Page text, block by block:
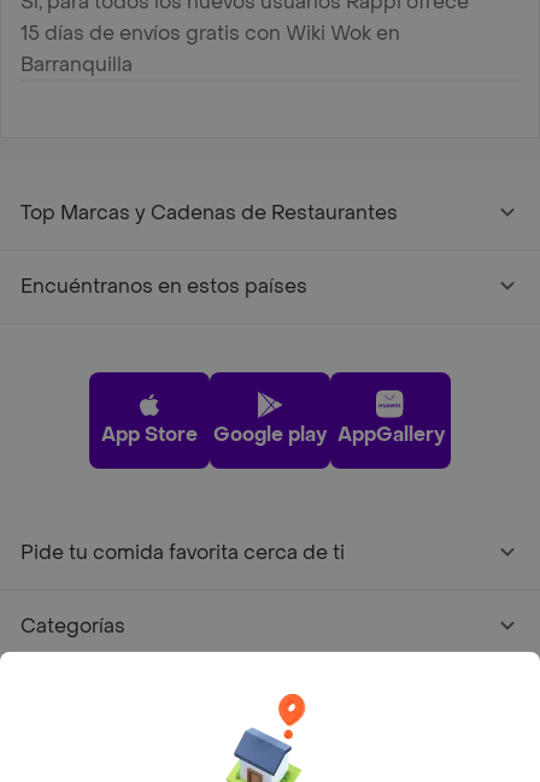
15 días de envíos gratis con Wiki Wok en
Barranquilla
Top Marcas y Cadenas de Restaurantes
Encuéntranos en estos países
App Store Google play AppGallery
Pide tu comida favorita cerca de ti
Categorías